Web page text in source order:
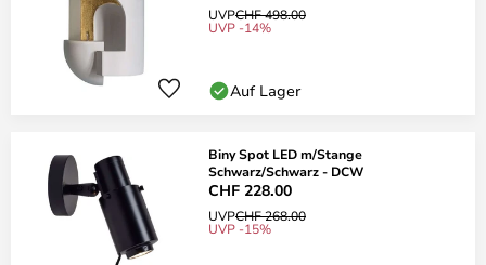
UVPCHF 498.00
UVP -14%
Auf Lager
Biny Spot LED m/Stange
Schwarz/Schwarz - DCW
CHF 228.00
UVPCHF 268.00
UVP -15%